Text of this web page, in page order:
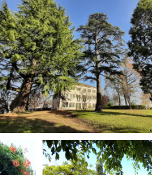
Film Festival Rotterdam
Berlin
Cannes
Festival - Bio to B Industry
Festival
d’Arte
Venezia
Film Festival
di Roma